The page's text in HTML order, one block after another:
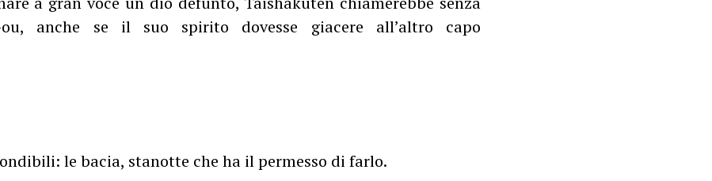
ou, anche se il suo spirito dovesse giacere all’altro capo
le bacia, stanotte che ha il permesso di farlo.